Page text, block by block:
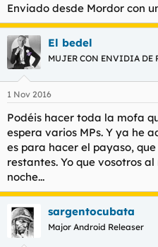
Enviado desde Mordor con
El bedel
MUJER CON ENVIDIA DE
1 Nov 2016
Podéis hacer toda la mofa
espera varios MPs. Y ya he
es para hacer el payaso,
restantes. Yo que vosotros
noche...
sargentocubata
Major Android Releaser